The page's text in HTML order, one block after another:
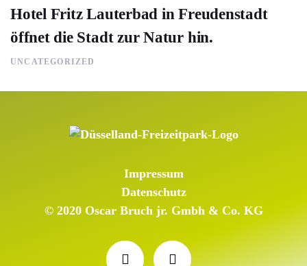
Hotel Fritz Lauterbad in Freudenstadt
öffnet die Stadt zur Natur hin.
UNCATEGORIZED
Impressum
Datenschutz
© 2020 Oscar Bruch jr. Gmbh & Co. KG